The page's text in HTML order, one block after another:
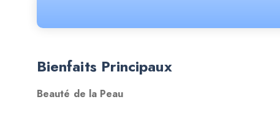
Bienfaits Principaux
Beauté de la Peau